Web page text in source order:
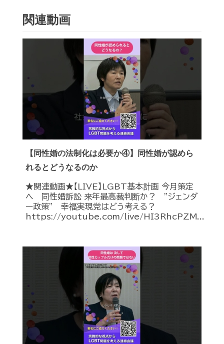
関連動画
【同性婚の法制化は必要か④】同性婚が認めら
れるとどうなるのか
★関連動画★【LIVE】LGBT基本計画 今月策定
へ 同性婚訴訟 来年最高裁判断か？ ”ジェンダ
ー政策” 幸福実現党はどう考える？
https://youtube.com/live/HI3RhcPZM...